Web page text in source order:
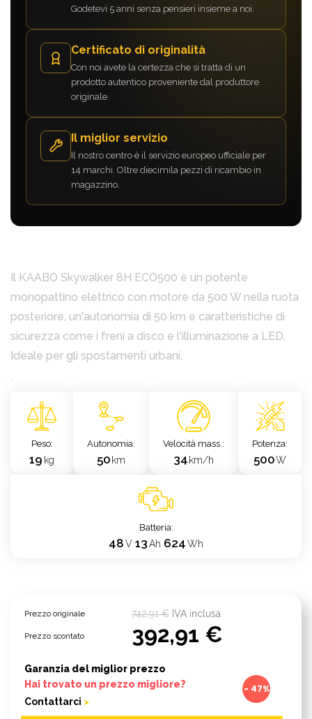
Godetevi 5 anni senza pensieri insieme a noi.
Certificato di originalità
Con noi avete la certezza che si tratta di un
prodotto autentico proveniente dal produttore
originale.
Il miglior servizio
Il nostro centro è il servizio europeo ufficiale per
14 marchi. Oltre diecimila pezzi di ricambio in
magazzino.
Il KAABO Skywalker 8H ECO500 è un potente
monopattino elettrico con motore da 500 W nella ruota
posteriore, un'autonomia di 50 km e caratteristiche di
sicurezza come i freni a disco e l'illuminazione a LED.
Ideale per gli spostamenti urbani.
`
Peso
19 kg
Autonomia
50 km
Velocità mass.
34 km/h
Potenza
500W
Batteria
48V 13Ah 624Wh
Prezzo originale
Prezzo scontato
742,91 € IVA inclusa
392,91 €
- 47%
Garanzia del miglior prezzo
Hai trovato un prezzo migliore?
Contattarci